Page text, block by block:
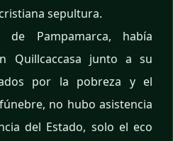
sepultura.
Pampamarca, había
Quillcaccasa junto a su
por la pobreza y el
no hubo asistencia
del Estado, solo el eco